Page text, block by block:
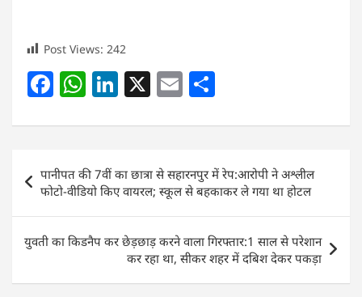
Post Views: 242
F
c
e
b
o
o
W
at
s
A
p
p
Li
k
e
dI
n
X E
ai
l
ar
e
navigation
पानीपत की 7वीं का छात्रा से सहारनपुर में रेप:आरोपी ने अश्लील
फोटो-वीडियो किए वायरल; स्कूल से बहकाकर ले गया था होटल
युवती का किडनैप कर छेड़छाड़ करने वाला गिरफ्तार:1 साल से परेशान
कर रहा था, सीकर शहर में दबिश देकर पकड़ा